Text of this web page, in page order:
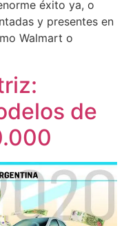
éxito ya, o
y presentes en
Walmart o
de